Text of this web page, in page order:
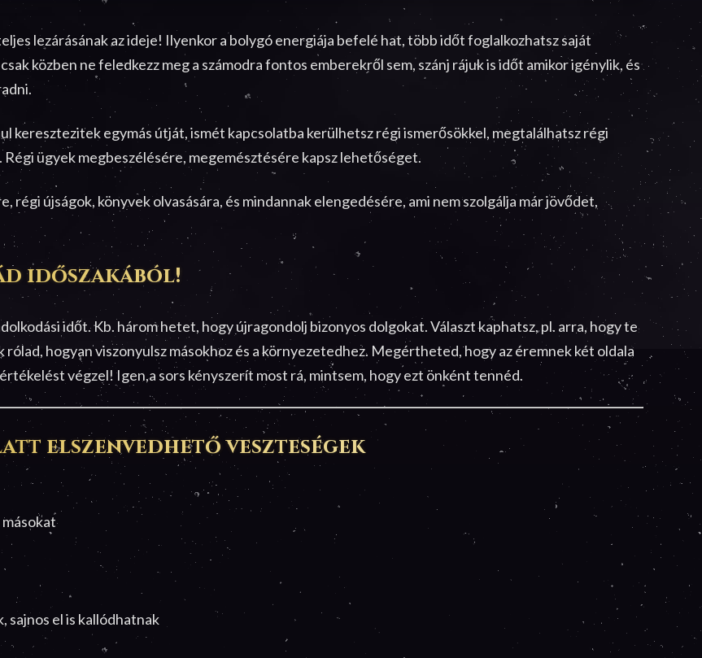
lezárásának az ideje! Ilyenkor a bolygó energiája befelé hat, több időt foglalkozhatsz saját
közben ne feledkezz meg a számodra fontos emberekről sem, szánj rájuk is időt amikor igénylik, és
keresztezitek egymás útját, ismét kapcsolatba kerülhetsz régi ismerősökkel, megtalálhatsz régi
ügyek megbeszélésére, megemésztésére kapsz lehetőséget.
régi újságok, könyvek olvasására, és mindannak elengedésére, ami nem szolgálja már jövődet,
időszakából!
időt. Kb. három hetet, hogy újragondolj bizonyos dolgokat. Választ kaphatsz, pl. arra, hogy te
hogyan viszonyulsz másokhoz és a környezetedhez. Megértheted, hogy az éremnek két oldala
végzel! Igen,a sors kényszerít most rá, mintsem, hogy ezt önként tennéd.
elszenvedhető veszteségek
sajnos el is kallódhatnak